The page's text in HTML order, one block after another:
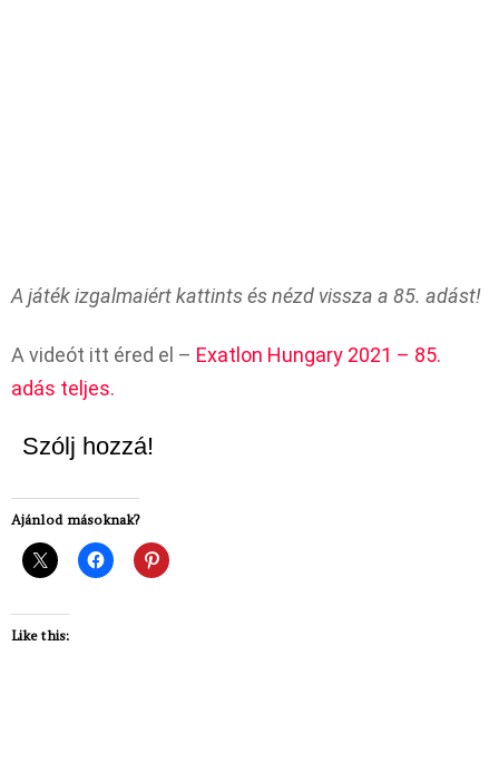
A játék izgalmaiért kattints és nézd vissza a 85. adást!
A videót itt éred el – Exatlon Hungary 2021 – 85.
adás teljes.
Szólj hozzá!
Ajánlod másoknak?
Like this: